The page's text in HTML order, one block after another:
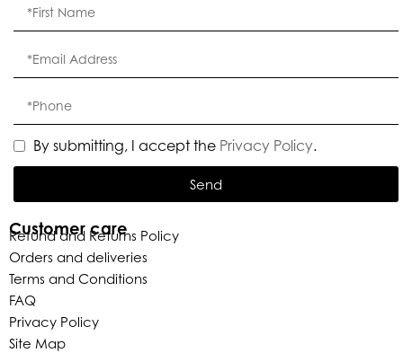
Customer care
Refund and Returns Policy
Orders and deliveries
Terms and Conditions
FAQ
Privacy Policy
Site Map
By submitting, I accept the Privacy Policy.
Send